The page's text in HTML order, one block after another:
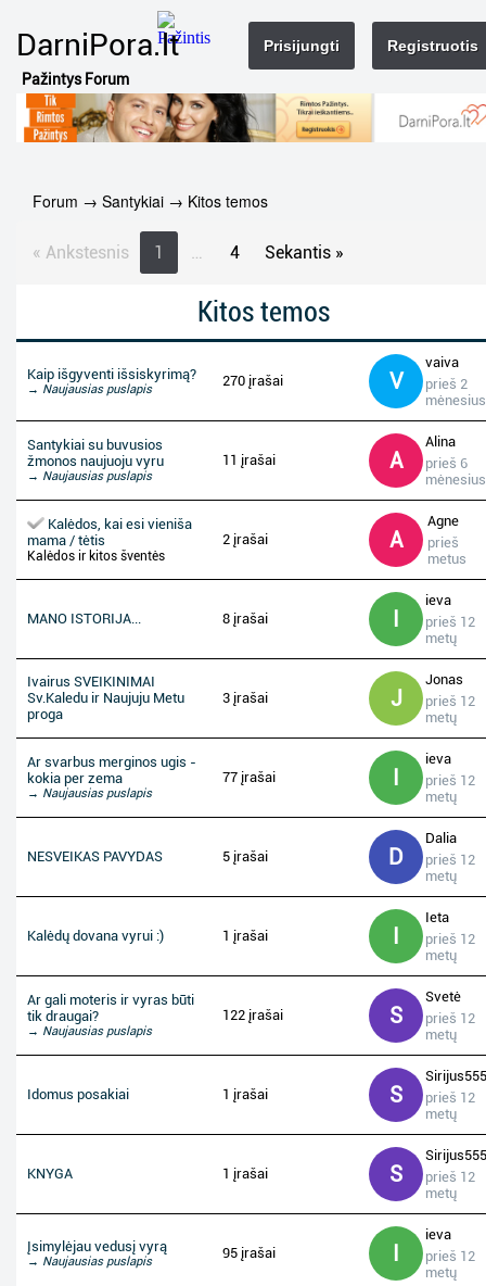
DarniPora.lt
Pažintys Forum
Registruotis
Prisijungti
Forum → Santykiai → Kitos temos
« Ankstesnis 1 … 4 Sekantis »
Kitos temos
Kaip išgyventi išsiskyrimą?
→ Naujausias puslapis
270 įrašai V
vaiva
prieš 2
mėnesius
Santykiai su buvusios
žmonos naujuoju vyru
→ Naujausias puslapis
11 įrašai A
Alina
prieš 6
mėnesius
Kalėdos, kai esi vieniša
mama / tėtis
Kalėdos ir kitos šventės
2 įrašai A
Agne
prieš
metus
MANO ISTORIJA... 8 įrašai I
ieva
prieš 12
metų
Ivairus SVEIKINIMAI
Sv.Kaledu ir Naujuju Metu
proga
3 įrašai J
Jonas
prieš 12
metų
Ar svarbus merginos ugis -
kokia per zema
→ Naujausias puslapis
77 įrašai I
ieva
prieš 12
metų
NESVEIKAS PAVYDAS 5 įrašai D
Dalia
prieš 12
metų
Kalėdų dovana vyrui :) 1 įrašai I
Ieta
prieš 12
metų
Ar gali moteris ir vyras būti
tik draugai?
→ Naujausias puslapis
122 įrašai S
Svetė
prieš 12
metų
Idomus posakiai 1 įrašai S
Sirijus555
prieš 12
metų
KNYGA 1 įrašai S
Sirijus555
prieš 12
metų
Įsimylėjau vedusį vyrą
→ Naujausias puslapis
95 įrašai I
ieva
prieš 12
metų